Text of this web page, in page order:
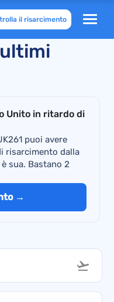
il risarcimentoe
Unito in ritardo di
puoi avere
risarcimento dalla
sua. Bastano 2
→